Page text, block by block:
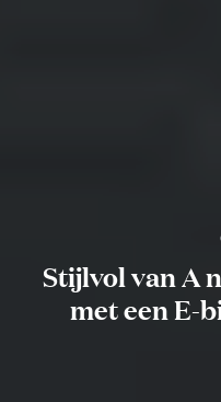
Stijlvol van A
met een E-